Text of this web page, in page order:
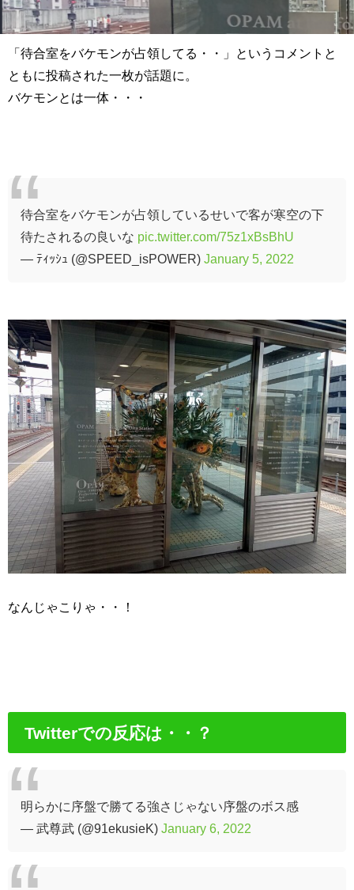
「待合室をバケモンが占領してる・・」というコメントと
ともに投稿された一枚が話題に。
バケモンとは一体・・・
待合室をバケモンが占領しているせいで客が寒空の下
待たされるの良いな pic.twitter.com/75z1xBsBhU
— ﾃｨｯｼｭ (@SPEED_isPOWER) January 5, 2022
なんじゃこりゃ・・！
Twitterでの反応は・・？
明らかに序盤で勝てる強さじゃない序盤のボス感
— 武尊武 (@91ekusieK) January 6, 2022